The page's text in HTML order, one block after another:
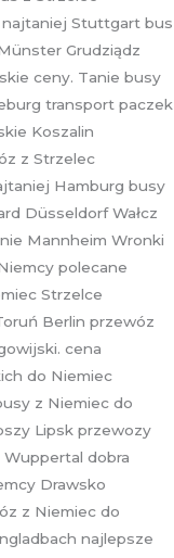
Stuttgart bus
Grudziądz
ceny. Tanie busy
transport paczek
Koszalin
z Strzelec
Hamburg busy
Düsseldorf Wałcz
Mannheim Wronki
polecane
Strzelce
Berlin przewóz
cena
do Niemiec
z Niemiec do
Lipsk przewozy
dobra
Drawsko
z Niemiec do
najlepsze